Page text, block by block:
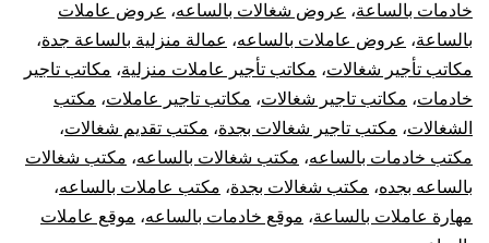
خادمات بالساعة، عروض شغالات بالساعه، عروض عاملات
بالساعة، عروض عاملات بالساعه، عمالة منزلية بالساعة جدة،
مكاتب تأجير شغالات، مكاتب تأجير عاملات منزلية، مكاتب تاجير
خادمات، مكاتب تاجير شغالات، مكاتب تاجير عاملات، مكتب
الشغالات، مكتب تاجير شغالات بجدة، مكتب تقديم شغالات،
مكتب خادمات بالساعه، مكتب شغالات بالساعه، مكتب شغالات
بالساعه بجده، مكتب شغالات بجدة، مكتب عاملات بالساعه،
مهارة عاملات بالساعة، موقع خادمات بالساعه، موقع عاملات